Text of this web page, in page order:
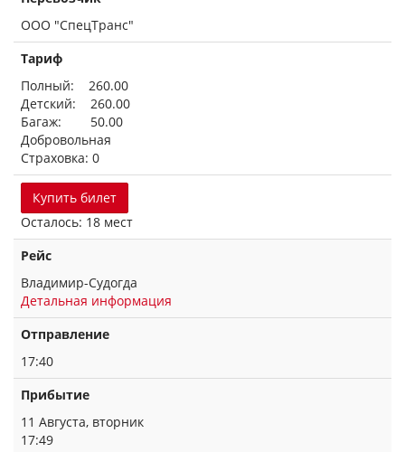
ООО "СпецТранс"
Тариф
Полный: 260.00
Детский: 260.00
Багаж: 50.00
Добровольная
Страховка: 0
Купить билет
Осталось: 18 мест
Рейс
Владимир-Судогда
Детальная информация
Отправление
17:40
Прибытие
11 Августа, вторник
17:49